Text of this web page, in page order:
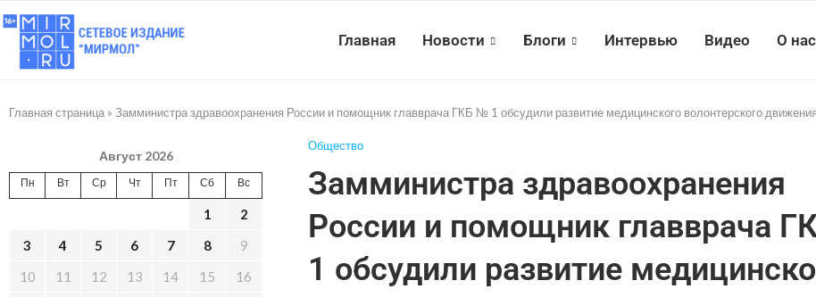
Главная Новости Блоги Интервью Видео О нас
Главная страница » Замминистра здравоохранения России и помощник главврача ГКБ № 1 обсудили развитие медицинского волонтерского движения
Общество
Замминистра здравоохранения
России и помощник главврача
1 обсудили развитие
Август 2026
Пн Вт Ср Чт Пт Сб Вс
1
2
3
4 5 6 7 8
9
10
11 12 13 14 15
16